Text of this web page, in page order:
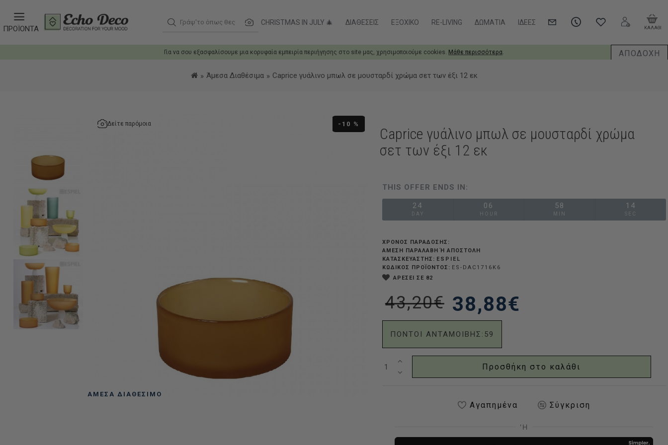
Για να σου εξασφαλίσουμε μια κορυφαία εμπειρία περιήγησης στο site μας, χρησιμοποιούμε cookies. Μάθε περισσότερα. ΑΠΟΔΟΧΗ
ΠΡΟΪΟΝΤΑ
Γράψ'το όπως θες.... CHRISTMAS IN JULY 🎄 ΔΙΑΘΈΣΕΙΣ ΕΞΟΧΙΚΌ RE-LIVING ΔΩΜΆΤΙΑ ΙΔΈΕΣ
ΚΑΛΑΘΙ
Άμεσα Διαθέσιμα Caprice γυάλινο μπωλ σε μουσταρδί χρώμα σετ των έξι 12 εκ
ΆΜΕΣΑ ΔΙΑΘΈΣΙΜΟ
-10 %
Δείτε παρόμοια
Caprice γυάλινο μπωλ σε μουσταρδί χρώμα
σετ των έξι 12 εκ
THIS OFFER ENDS IN:
24
DAY
06
HOUR
58
MIN
13
SEC
38,88€
43,20€
ΠΟΝΤΟΙ ΑΝΤΑΜΟΙΒΗΣ: 59
ΧΡΟΝΟΣ ΠΑΡΑΔΟΣΗΣ:
ΆΜΕΣΗ ΠΑΡΑΛΑΒΉ Ή ΑΠΟΣΤΟΛΉ
ΚΑΤΑΣΚΕΥΑΣΤΗΣ: ESPIEL
ΚΩΔΙΚΟΣ ΠΡΟΪΟΝΤΟΣ: ES-DAC1716K6
ΑΡΕΣΕΙ ΣΕ 82
Προσθήκη στο καλάθι
Αγαπημένα Σύγκριση